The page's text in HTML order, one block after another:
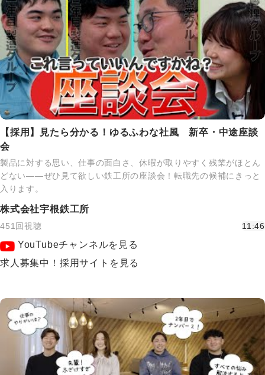
【採用】見たら分かる！ゆるふわな社風 新卒・中途座談
会
製品に対する思い、仕事の面白さ、休暇が取りやすく残業がほとん
どない――ぜひ見て欲しい鉄工所の座談会！転職先の候補にきっと
入ります。
株式会社宇根鉄工所
451回視聴 11:46
YouTubeチャンネルを見る
求人募集中！採用サイトを見る